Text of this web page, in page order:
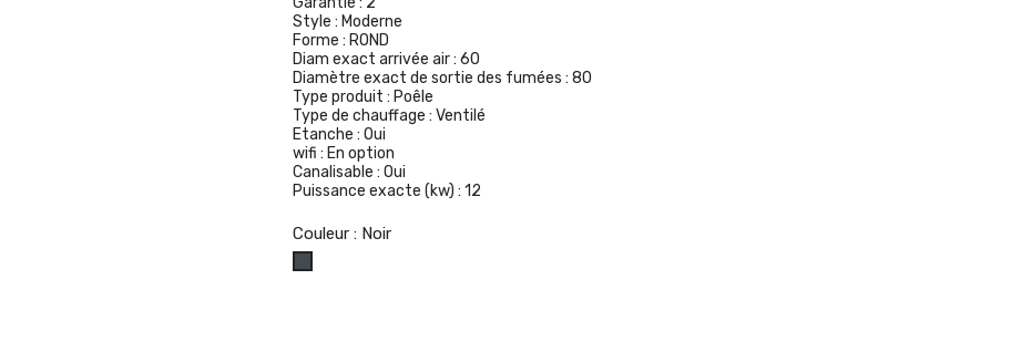
Style : Moderne
Forme : ROND
Diam exact arrivée air : 60
Diamètre exact de sortie des fumées : 80
Type produit : Poêle
Type de chauffage : Ventilé
Etanche : Oui
wifi : En option
Canalisable : Oui
Puissance exacte (kw) : 12
Couleur : Noir